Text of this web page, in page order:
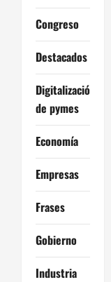
Congreso
Destacados
Digitalización
de pymes
Economía
Empresas
Frases
Gobierno
Industria